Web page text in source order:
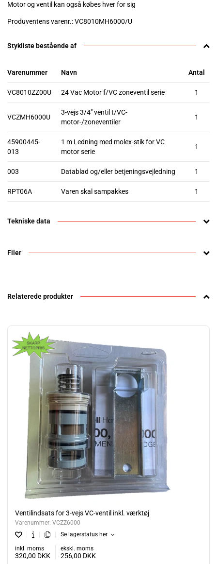
Motor og ventil kan også købes hver for sig
Produventens varenr.: VC8010MH6000/U
Stykliste bestående af
Varenummer Navn Antal
VC8010ZZ00U 24 Vac Motor f/VC zoneventil serie 1
VCZMH6000U
3-vejs 3/4" ventil t/VC-
motor-/zoneventiler
1
45900445-
013
1 m Ledning med molex-stik for VC
motor serie
1
003 Datablad og/eller betjeningsvejledning 1
RPT06A Varen skal sampakkes 1
Tekniske data
Filer
Relaterede produkter
Ventilindsats for 3-vejs VC-ventil inkl. værktøj
Varenummer: VCZZ6000
Se lagerstatus her
inkl. moms
320,00 DKK
ekskl. moms
256,00 DKK